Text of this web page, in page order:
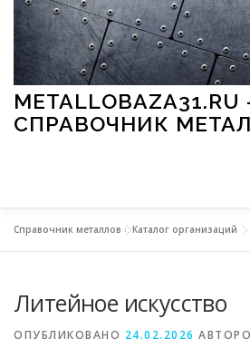
Перейти к содержимому
METALLOBAZA31.RU
СПРАВОЧНИК
МЕТАЛЛЫ И ОКРУЖАЮЩАЯ
Справочник металлов »Каталог организаций
Литейное искусство
ОПУБЛИКОВАНО 24.02.2026